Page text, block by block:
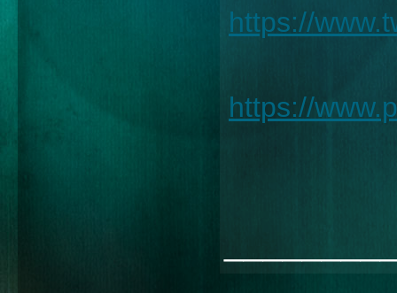
https://
https://